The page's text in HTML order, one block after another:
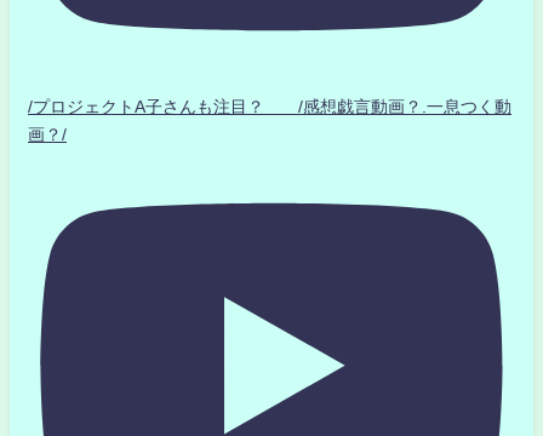
/プロジェクトA子さんも注目？ /感想戯言動画？.一息つく動
画？/